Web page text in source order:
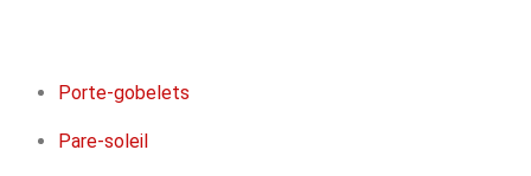
Porte-gobelets
Pare-soleil